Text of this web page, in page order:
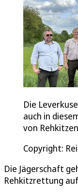
Die
auch in
von
Copyright:
Die Jägerschaft
Rehkitzrettung